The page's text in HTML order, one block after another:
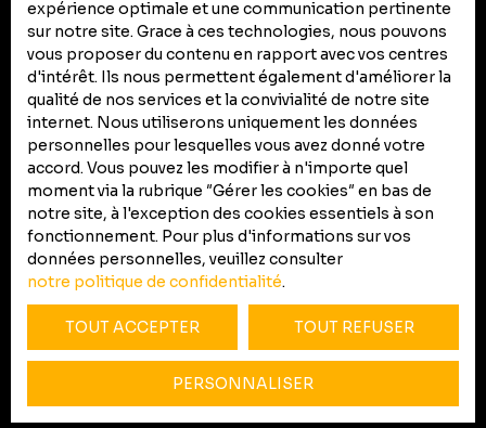
Plan du site
Gérer les cookies
Propulsé par
+33 5 67 76 62 50
105 route d'Albi
31200 Toulouse
expérience optimale et une communication pertinente
sur notre site. Grace à ces technologies, nous pouvons
vous proposer du contenu en rapport avec vos centres
d'intérêt. Ils nous permettent également d'améliorer la
qualité de nos services et la convivialité de notre site
internet. Nous utiliserons uniquement les données
personnelles pour lesquelles vous avez donné votre
accord. Vous pouvez les modifier à n'importe quel
moment via la rubrique ″Gérer les cookies″ en bas de
notre site, à l'exception des cookies essentiels à son
fonctionnement. Pour plus d'informations sur vos
données personnelles, veuillez consulter
notre politique de confidentialité.
TOUT ACCEPTER TOUT REFUSER
PERSONNALISER